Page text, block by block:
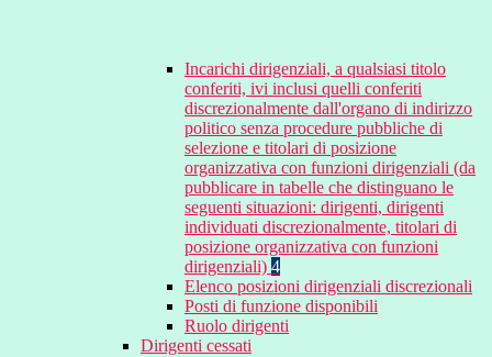
Incarichi dirigenziali, a qualsiasi titolo
conferiti, ivi inclusi quelli conferiti
discrezionalmente dall'organo di indirizzo
politico senza procedure pubbliche di
selezione e titolari di posizione
organizzativa con funzioni dirigenziali (da
pubblicare in tabelle che distinguano le
seguenti situazioni: dirigenti, dirigenti
individuati discrezionalmente, titolari di
posizione organizzativa con funzioni
dirigenziali) 4
Elenco posizioni dirigenziali discrezionali
Posti di funzione disponibili
Ruolo dirigenti
Dirigenti cessati